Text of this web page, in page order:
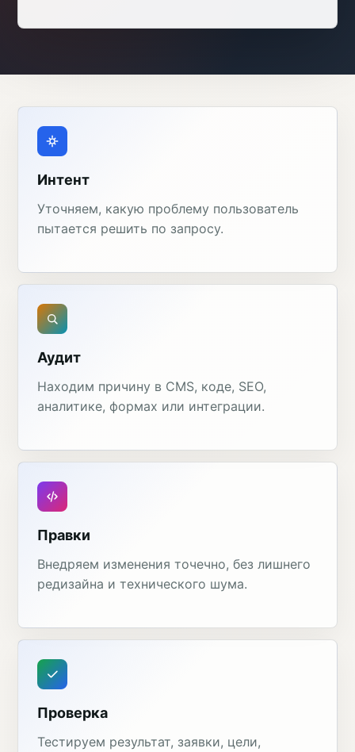
Интент
Уточняем, какую проблему пользователь
пытается решить по запросу.
Аудит
Находим причину в CMS, коде, SEO,
аналитике, формах или интеграции.
Правки
Внедряем изменения точечно, без лишнего
редизайна и технического шума.
Проверка
Тестируем результат, заявки, цели,